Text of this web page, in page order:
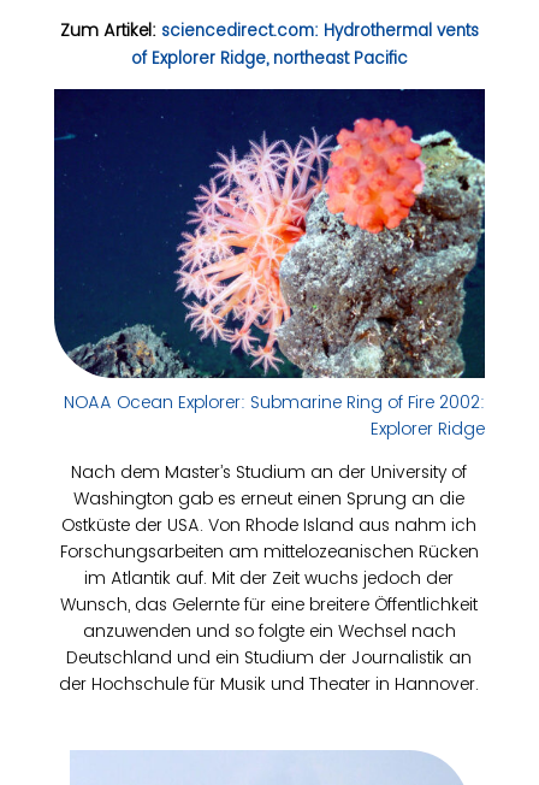
Zum Artikel: sciencedirect.com: Hydrothermal vents
of Explorer Ridge, northeast Pacific
NOAA Ocean Explorer: Submarine Ring of Fire 2002:
Explorer Ridge
Nach dem Master’s Studium an der University of
Washington gab es erneut einen Sprung an die
Ostküste der USA. Von Rhode Island aus nahm ich
Forschungsarbeiten am mittelozeanischen Rücken
im Atlantik auf. Mit der Zeit wuchs jedoch der
Wunsch, das Gelernte für eine breitere Öffentlichkeit
anzuwenden und so folgte ein Wechsel nach
Deutschland und ein Studium der Journalistik an
der Hochschule für Musik und Theater in Hannover.